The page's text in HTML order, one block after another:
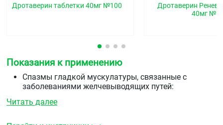
Дротаверин таблетки 40мг №100
Дротаверин
40мг
Показания к применению
Спазмы гладкой мускулатуры, связанные с
заболеваниями желчевыводящих путей:
перихолецистит, холангит, папиллит
Читать далее